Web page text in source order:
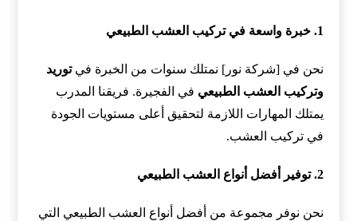
1. خبرة واسعة في تركيب العشب الطبيعي
نحن في [شركة نور] نمتلك سنوات من الخبرة فيتوريد
وتركيب العشب الطبيعي في الفجيرة. فريقنا المدرب
يمتلك المهارات اللازمة لتحقيق أعلى مستويات الجودة
في تركيب العشب.
2. توفير أفضل أنواع العشب الطبيعي
نحن نوفر مجموعة من أفضل أنواع العشب الطبيعي التي